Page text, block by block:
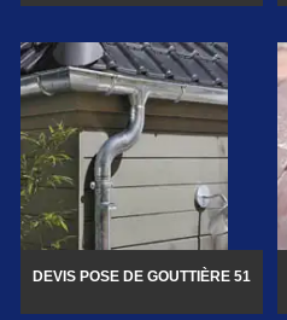
DEVIS POSE DE GOUTTIÈRE 51